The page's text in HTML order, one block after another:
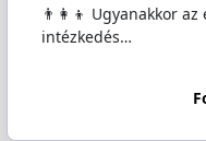
👨‍👩‍👦 Ugyanakkor
intézkedés…